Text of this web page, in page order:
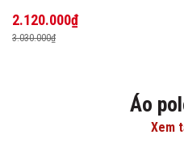
2.120.000₫
3.030.000₫
Áo
Xem